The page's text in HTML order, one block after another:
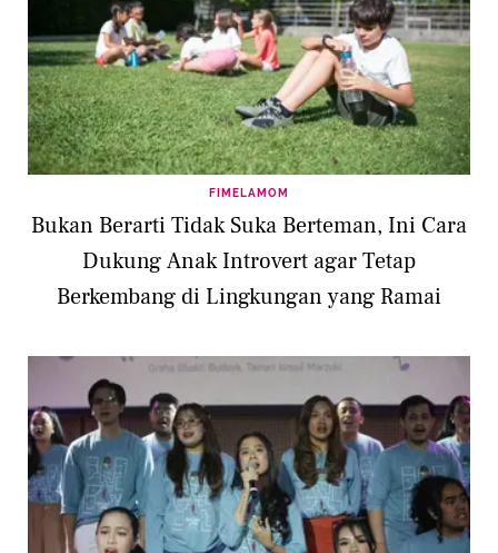
FIMELAMOM
Bukan Berarti Tidak Suka Berteman, Ini Cara
Dukung Anak Introvert agar Tetap
Berkembang di Lingkungan yang Ramai